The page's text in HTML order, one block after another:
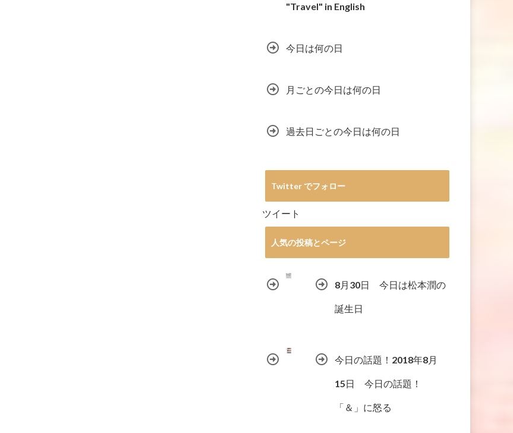
"Travel" in English
今日は何の日
月ごとの今日は何の日
過去日ごとの今日は何の日
Twitter でフォロー
ツイート
人気の投稿とページ
8月30日 今日は松本潤の
誕生日
今日の話題！2018年8月
15日 今日の話題！
「＆」に怒る